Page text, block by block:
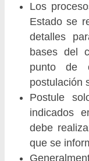
Los
Estado se
detalles
bases del
punto de
postulación
Postule
indicados
debe
que se